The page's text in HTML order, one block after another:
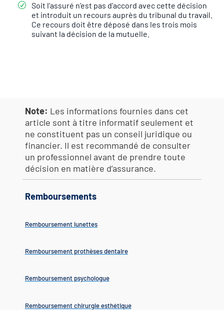
Soit l’assuré n’est pas d’accord avec cette décision
et introduit un recours auprès du tribunal du travail.
Ce recours doit être déposé dans les trois mois
suivant la décision de la mutuelle.
Note: Les informations fournies dans cet
article sont à titre informatif seulement et
ne constituent pas un conseil juridique ou
financier. Il est recommandé de consulter
un professionnel avant de prendre toute
décision en matière d’assurance.
Remboursements
Remboursement lunettes
Remboursement prothèses dentaire
Remboursement psychologue
Remboursement chirurgie esthétique